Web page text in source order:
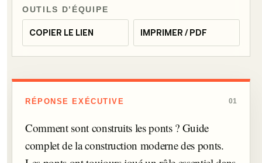
OUTILS D’ÉQUIPE
COPIER LE LIEN IMPRIMER / PDF
RÉPONSE EXÉCUTIVE 01
Comment sont construits les ponts ? Guide
complet de la construction moderne des ponts.